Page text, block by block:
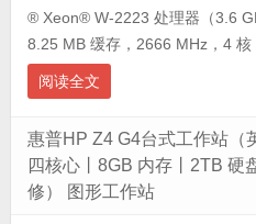
® Xeon® W-2223 处理器（3.6
8.25 MB 缓存，2666 MHz，4 核
阅读全文
惠普HP Z4 G4台式工作站（
四核心丨8GB 内存丨2TB 硬
修） 图形工作站